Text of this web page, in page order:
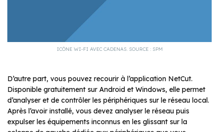
ICÔNE WI-FI AVEC CADENAS. SOURCE : SPM
D’autre part, vous pouvez recourir à l’application NetCut.
Disponible gratuitement sur Android et Windows, elle permet
d’analyser et de contrôler les périphériques sur le réseau local.
Après l’avoir installé, vous devez analyser le réseau puis
expulser les équipements inconnus en les glissant sur la